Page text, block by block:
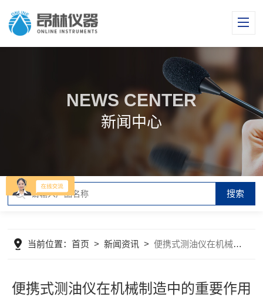
NEWS CENTER
新闻中心
当前位置：首页 >新闻资讯 >便携式测油仪在机械制造中的重要作用
便携式测油仪在机械制造中的重要作用